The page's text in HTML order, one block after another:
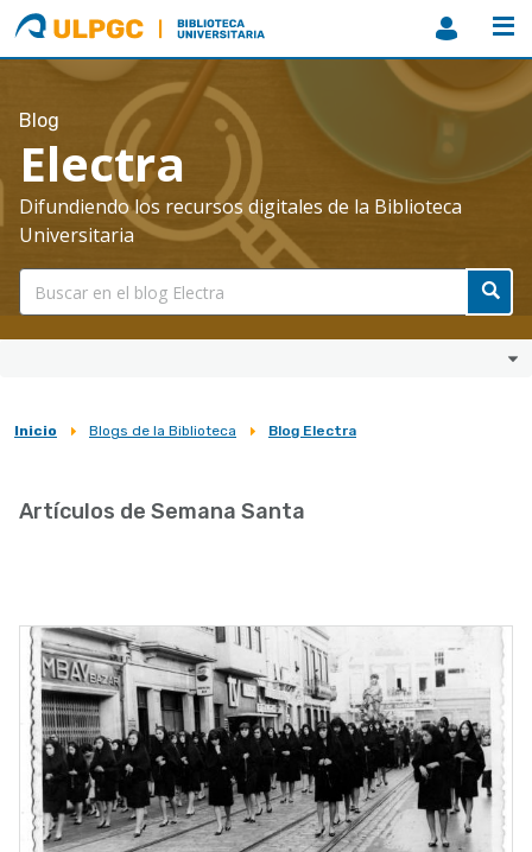
ULPGC
Biblioteca
ULPGC
Blog
Electra
Difundiendo los recursos digitales de la Biblioteca
Universitaria
Sobrescribir
de
la
navegación
Inicio Blogs de la Biblioteca Blog Electra
Artículos de Semana Santa